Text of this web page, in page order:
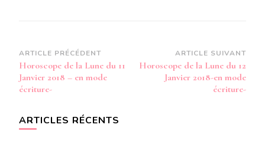
Navigation
d’article
ARTICLE PRÉCÉDENT
Horoscope de la Lune du 11
Janvier 2018 – en mode
écriture-
ARTICLE SUIVANT
Horoscope de la Lune du 12
Janvier 2018-en mode
écriture-
ARTICLES RÉCENTS